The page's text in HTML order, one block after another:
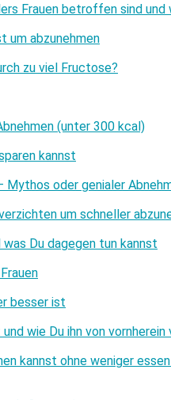
Frauen betroffen sind und
um abzunehmen
zu viel Fructose?
(unter 300 kcal)
kannst
Mythos oder genialer
um schneller
Du dagegen tun kannst
besser ist
wie Du ihn von vornherein
kannst ohne weniger